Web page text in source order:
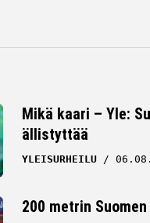
Mikä kaari – Yle:
ällistyttää
YLEISURHEILU
200 metrin